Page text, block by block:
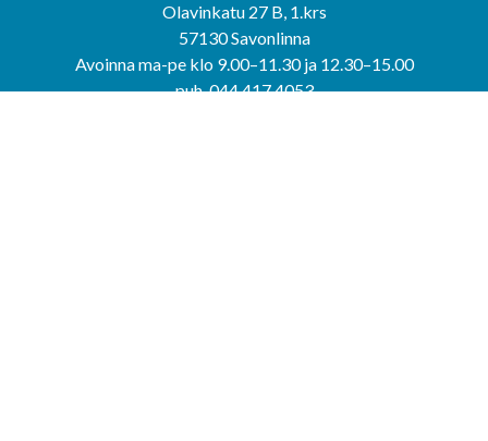
Olavinkatu 27 B, 1.krs
57130 Savonlinna
Avoinna ma-pe klo 9.00–11.30 ja 12.30–15.00
puh. 044 417 4053